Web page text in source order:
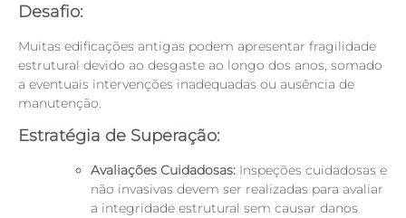
Desafio:
Muitas edificações antigas podem apresentar fragilidade
estrutural devido ao desgaste ao longo dos anos, somado
a eventuais intervenções inadequadas ou ausência de
manutenção.
Estratégia de Superação:
Avaliações Cuidadosas: Inspeções cuidadosas e
não invasivas devem ser realizadas para avaliar
a integridade estrutural sem causar danos